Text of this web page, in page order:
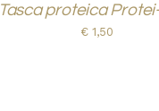
Tasca proteica
€1,50